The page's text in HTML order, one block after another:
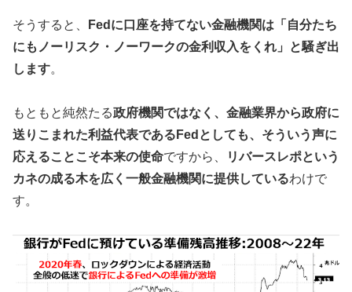
そうすると、
Fedに口座を持てない金融機関は「自分たち
にもノーリスク・ノーワークの金利収入をくれ」と騒ぎ出
します。
もともと純然たる政府機関ではなく、金融業界から政府に
送りこまれた利益代表であるFedとしても、そういう声に
応えることこそ本来の使命ですから、
リバースレポという
カネの成る木を広く一般金融機関に提供しているわけで
す。